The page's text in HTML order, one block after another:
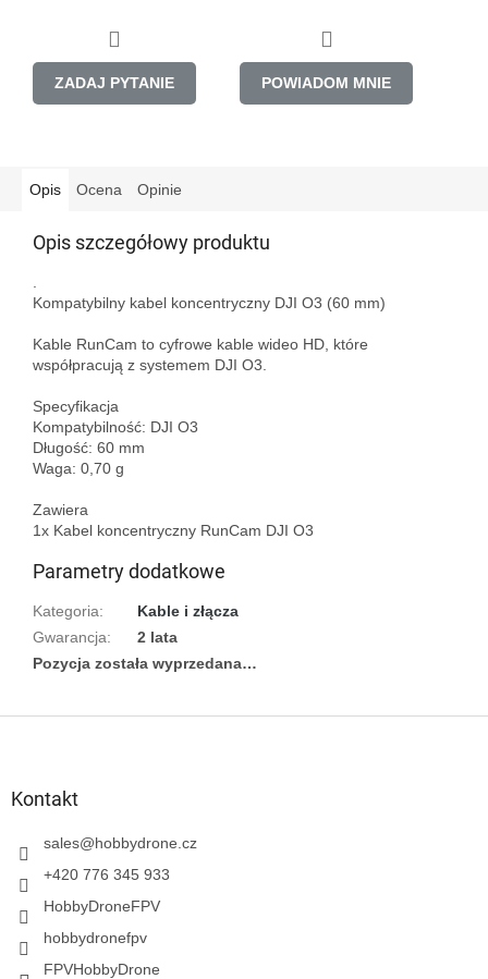
ZADAJ PYTANIE POWIADOM MNIE
Opis Ocena Opinie
Opis szczegółowy produktu
Kompatybilny kabel koncentryczny DJI O3 (60 mm)
Kable RunCam to cyfrowe kable wideo HD, które
współpracują z systemem DJI O3.
Specyfikacja
Kompatybilność: DJI O3
Długość: 60 mm
Waga: 0,70 g
Zawiera
Parametry dodatkowe
Kategoria:
Kable i złącza
Gwarancja:
2 lata
Pozycja została wyprzedana…
Kontakt
sales@hobbydrone.cz
+420 776 345 933
HobbyDroneFPV
hobbydronefpv
FPVHobbyDrone